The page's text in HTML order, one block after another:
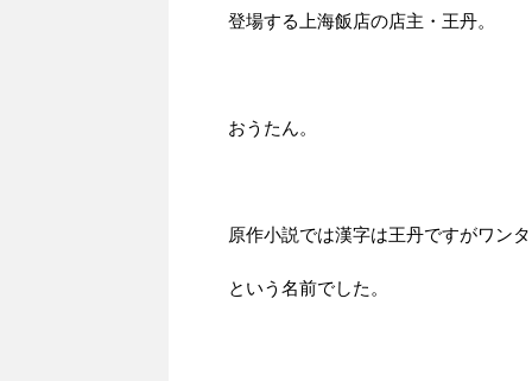
登場する上海飯店の店主・王丹。
おうたん。
原作小説では漢字は王丹ですがワン
という名前でした。